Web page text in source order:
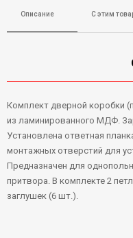
Описание С этим
Комплект дверной коробки
из ламинированного МДФ.
Установлена ответная
монтажных отверстий для
Предназначен для
притвора. В комплекте 2
заглушек (6 шт.).